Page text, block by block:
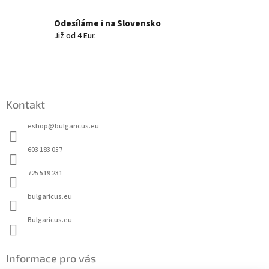
s
Odesíláme i na Slovensko
Již od 4 Eur.
Kontakt
eshop@bulgaricus.eu
603 183 057
725 519 231
bulgaricus.eu
Bulgaricus.eu
Informace pro vás